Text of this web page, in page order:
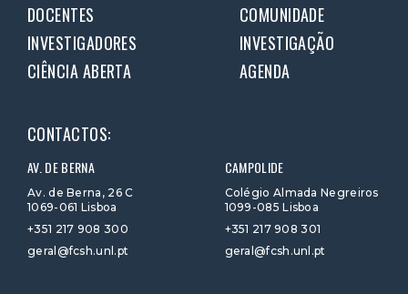
DOCENTES
COMUNIDADE
INVESTIGADORES
INVESTIGAÇÃO
CIÊNCIA ABERTA
AGENDA
CONTACTOS:
AV. DE BERNA
Av. de Berna, 26 C
1069-061 Lisboa
+351 217 908 300
geral@fcsh.unl.pt
CAMPOLIDE
Colégio Almada Negreiros
1099-085 Lisboa
+351 217 908 301
geral@fcsh.unl.pt